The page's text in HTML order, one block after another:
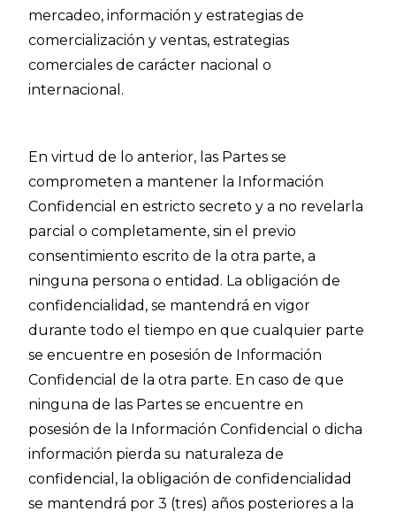
mercadeo, información y estrategias de
comercialización y ventas, estrategias
comerciales de carácter nacional o
internacional.
En virtud de lo anterior, las Partes se
comprometen a mantener la Información
Confidencial en estricto secreto y a no revelarla
parcial o completamente, sin el previo
consentimiento escrito de la otra parte, a
ninguna persona o entidad. La obligación de
confidencialidad, se mantendrá en vigor
durante todo el tiempo en que cualquier parte
se encuentre en posesión de Información
Confidencial de la otra parte. En caso de que
ninguna de las Partes se encuentre en
posesión de la Información Confidencial o dicha
información pierda su naturaleza de
confidencial, la obligación de confidencialidad
se mantendrá por 3 (tres) años posteriores a la